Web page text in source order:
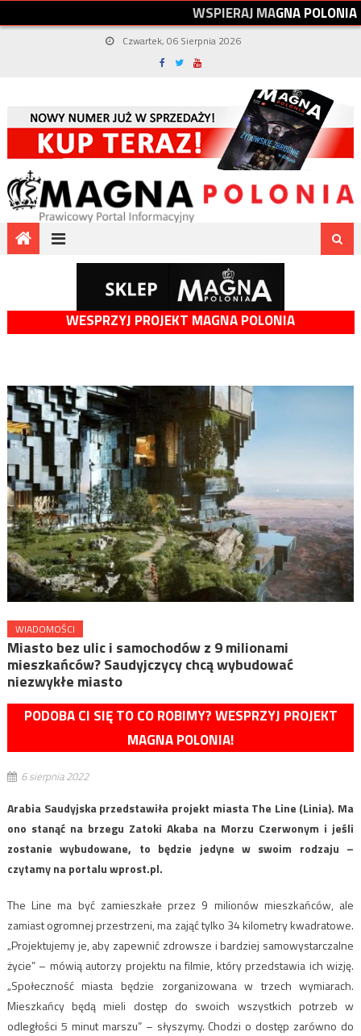
WSPIERAJMAGNAPOLONIA
Czwartek, 06 Sierpnia 2026
WESPRZYJ PROJEKT MAGNA POLONIA
WIADOMOŚCI
Miasto bez ulic i samochodów z 9 milionami
mieszkańców? Saudyjczycy chcą wybudować
niezwykłe miasto
PODOBA CI SIĘ TO CO ROBIMY? WESPRZYJ PROJEKT
MAGNA POLONIA!
6 sierpnia 2022
Arabia Saudyjska przedstawiła projekt miasta The Line (Linia). Ma
ono stanąć na brzegu Zatoki Akaba na Morzu Czerwonym i jeśli
zostanie wybudowane, to będzie jedyne w swoim rodzaju –
czytamy na portalu wprost.pl.
The Line ma być zamieszkałe przez 9 milionów mieszkańców, ale
zamiast ogromnej przestrzeni, ma zająć tylko 34 kilometry kwadratowe.
„Projektujemy je, aby zapewnić zdrowsze i bardziej samowystarczalne
życie” – mówią autorzy projektu na filmie, który przedstawia ich wizję.
„Społeczność miasta będzie zorganizowana w trzech wymiarach.
Mieszkańcy będą mieli dostęp do swoich wszystkich potrzeb w
odległości 5 minut marszu” – słyszymy. Chodzi o dostęp zarówno do